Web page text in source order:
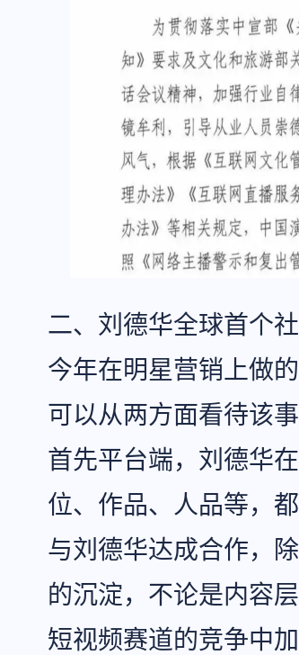
二、刘德华全球首个
今年在明星营销上做
可以从两方面看待该事
首先平台端，刘德华
位、作品、人品等，
与刘德华达成合作，
的沉淀，不论是内容
短视频赛道的竞争中加